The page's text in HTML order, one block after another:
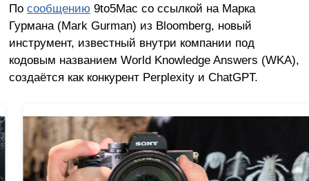
По сообщению 9to5Mac со ссылкой на Марка
Гурмана (Mark Gurman) из Bloomberg, новый
инструмент, известный внутри компании под
кодовым названием World Knowledge Answers (WKA),
создаётся как конкурент Perplexity и ChatGPT.